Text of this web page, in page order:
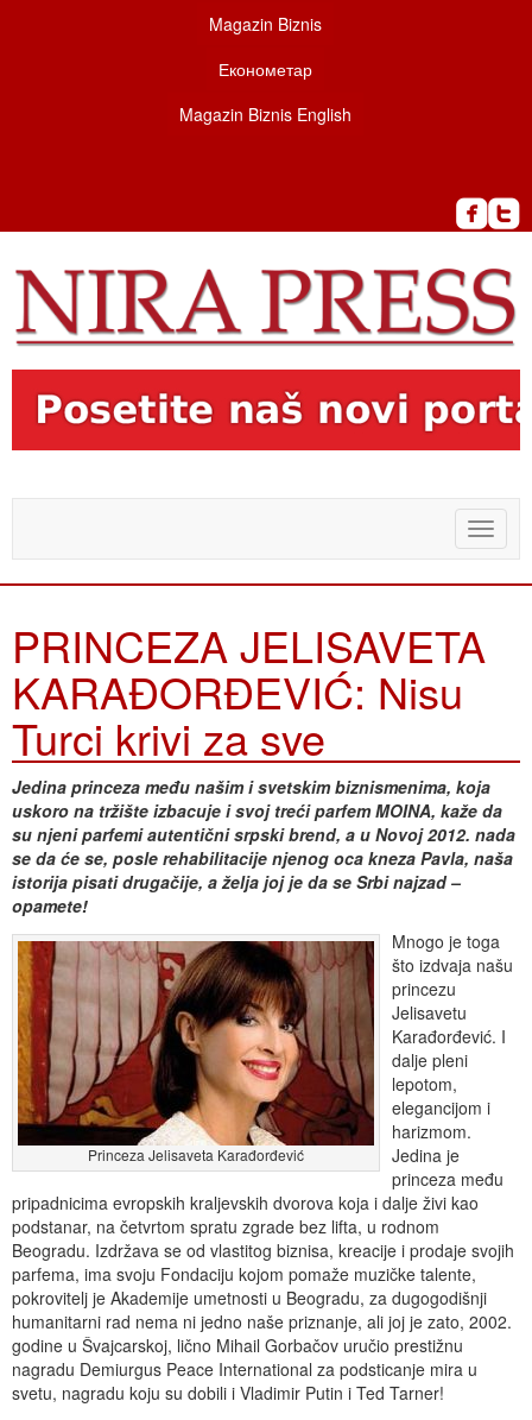
Magazin Biznis
Економетар
Magazin Biznis English
Toggle
PRINCEZA JELISAVETA
KARAĐORĐEVIĆ: Nisu
Turci krivi za sve
Jedina princeza među našim i svetskim biznismenima, koja
uskoro na tržište izbacuje i svoj treći parfem MOINA, kaže da
su njeni parfemi autentični srpski brend, a u Novoj 2012. nada
se da će se, posle rehabilitacije njenog oca kneza Pavla, naša
istorija pisati drugačije, a želja joj je da se Srbi najzad –
opamete!
Princeza Jelisaveta Karađorđević
Mnogo je toga
što izdvaja našu
princezu
Jelisavetu
Karađorđević. I
dalje pleni
lepotom,
elegancijom i
harizmom.
Jedina je
princeza među
pripadnicima evropskih kraljevskih dvorova koja i dalje živi kao
podstanar, na četvrtom spratu zgrade bez lifta, u rodnom
Beogradu. Izdržava se od vlastitog biznisa, kreacije i prodaje svojih
parfema, ima svoju Fondaciju kojom pomaže muzičke talente,
pokrovitelj je Akademije umetnosti u Beogradu, za dugogodišnji
humanitarni rad nema ni jedno naše priznanje, ali joj je zato, 2002.
godine u Švajcarskoj, lično Mihail Gorbačov uručio prestižnu
nagradu Demiurgus Peace International za podsticanje mira u
svetu, nagradu koju su dobili i Vladimir Putin i Ted Tarner!